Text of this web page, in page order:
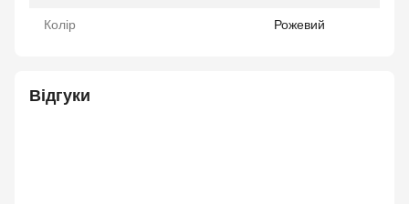
Колір Рожевий
Відгуки